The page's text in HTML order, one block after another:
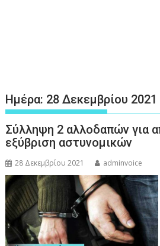
Ημέρα: 28 Δεκεμβρίου 2021
Σύλληψη 2 αλλοδαπών για
εξύβριση αστυνομικών
28 Δεκεμβρίου 2021 adminvoice